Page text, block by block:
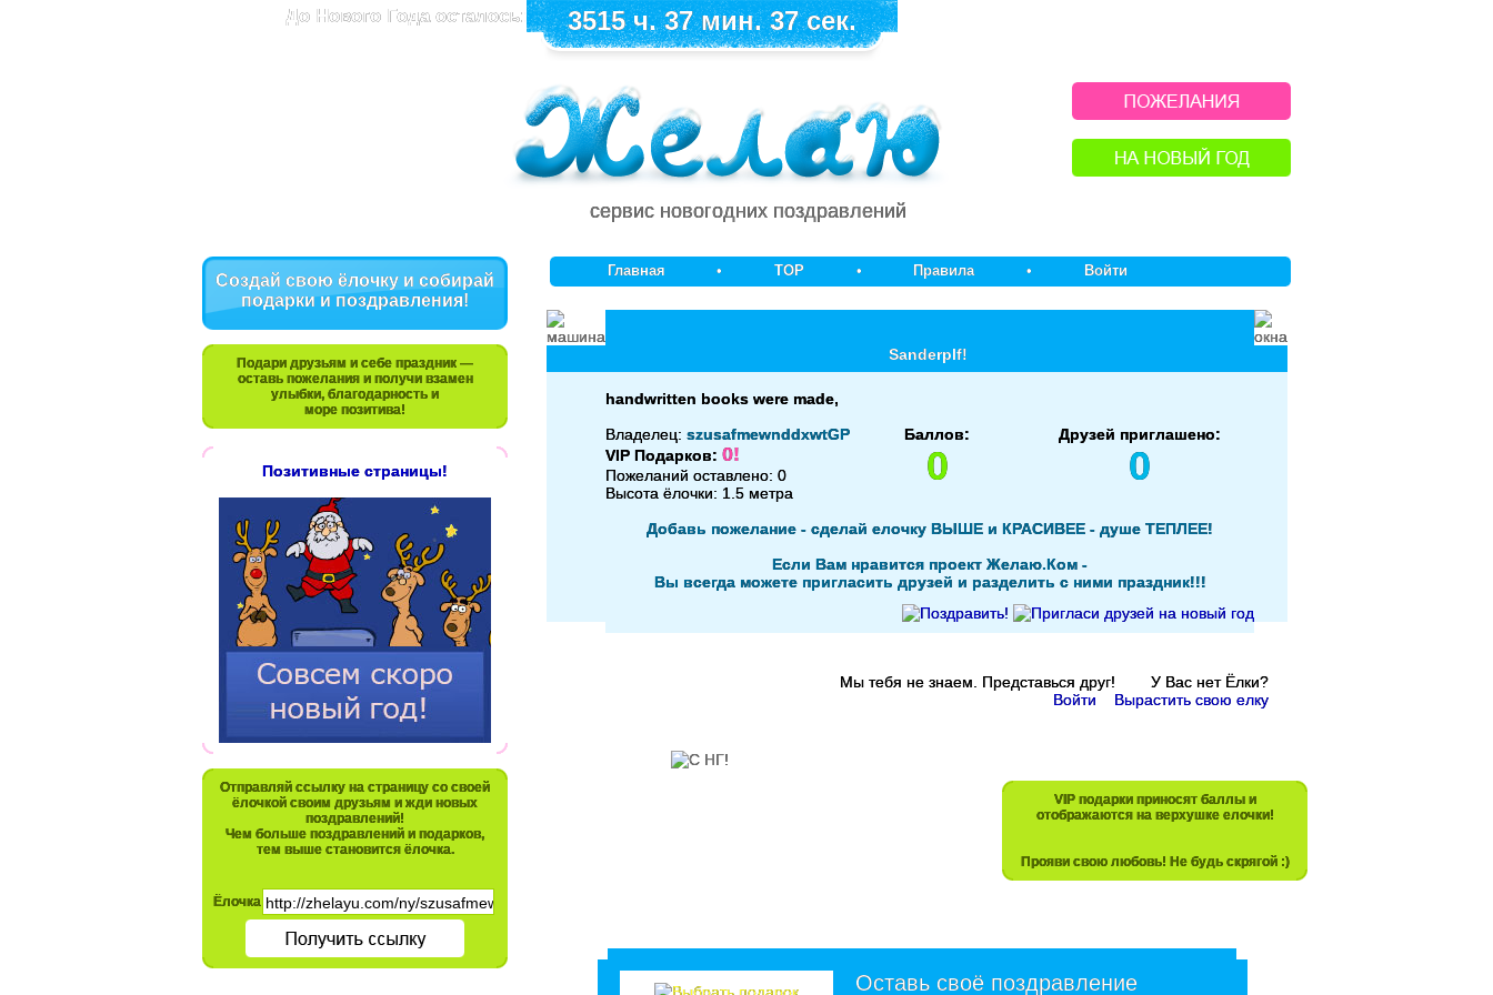
До Нового Года осталось: 3515 ч. 37 мин. 37 сек.
сервис новогодних поздравлений
Создай свою ёлочку и собирай
подарки и поздравления!
Подари друзьям и себе праздник —
оставь пожелания и получи взамен
улыбки, благодарность и
море позитива!
Позитивные страницы!
Отправляй ссылку на страницу со своей
ёлочкой своим друзьям и жди новых
поздравлений!
Чем больше поздравлений и подарков,
тем выше становится ёлочка.
Ёлочка
Главная • TOP • Правила • Войти
Sanderplf!
handwritten books were made,
Владелец: szusafmewnddxwtGP
VIP Подарков: 0!
Пожеланий оставлено: 0
Высота ёлочки: 1.5 метра
Баллов:
0
Друзей приглашено:
0
Добавь пожелание - сделай елочку ВЫШЕ и КРАСИВЕЕ - душе ТЕПЛЕЕ!
Если Вам нравится проект Желаю.Ком -
Вы всегда можете пригласить друзей и разделить с ними праздник!!!
VIP подарки приносят баллы и
отображаются на верхушке елочки!
Прояви свою любовь! Не будь скрягой :)
Мы тебя не знаем. Представься друг! У Вас нет Ёлки?
Войти
Вырастить свою елку
Оставь своё поздравление